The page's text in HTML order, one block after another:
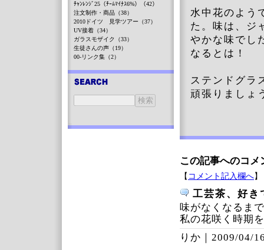
水中花のよう
た。味は、ジ
やかな味でし
なるとは！
ステンドグラ
頑張りましょ
この記事へのコメ
【 コメント記入欄へ】
工芸茶、好
味がなくなるま
私の花咲く時期
りか｜ 2009/04/
ﾁｬﾝﾚﾝｼﾞ25（ﾁｰﾑﾏｲﾅｽ6%）（42）
注文制作・商品（38）
2010ドイツ 見学ツアー（37）
UV接着（34）
ガラスモザイク（33）
生徒さんの声（19）
00-リンク集（2）